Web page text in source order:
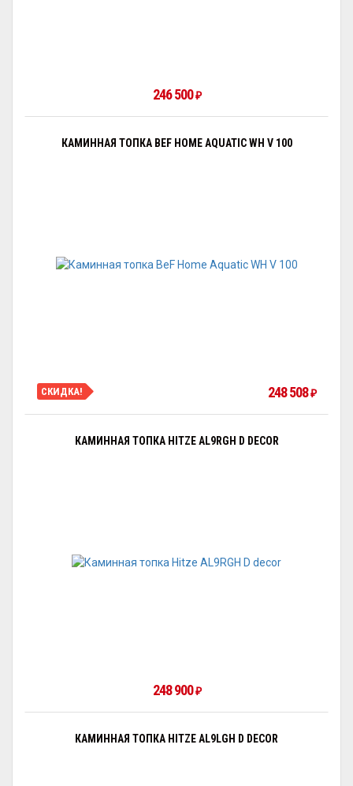
246 500₽
КАМИННАЯ ТОПКА BEF HOME AQUATIC WH V 100
СКИДКА! 248 508₽
КАМИННАЯ ТОПКА HITZE AL9RGH D DECOR
248 900₽
КАМИННАЯ ТОПКА HITZE AL9LGH D DECOR